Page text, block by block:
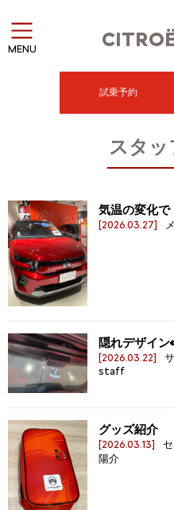
MENU
試乗予約
スタ
気温の変化で
[2026.03.27]
隠れデザイン
[2026.03.22]
staff
グッズ紹介
[2026.03.13]
陽介